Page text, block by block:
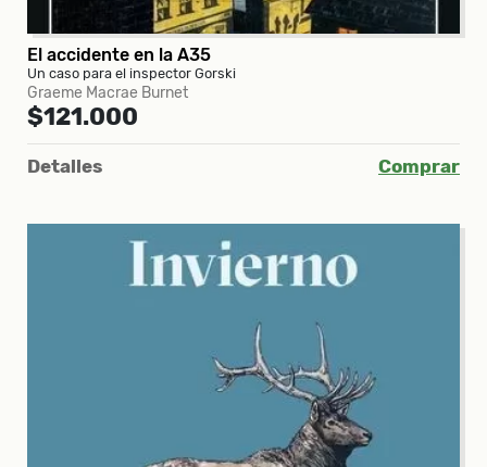
El accidente en la A35
Un caso para el inspector Gorski
Graeme Macrae Burnet
$121.000
Detalles Comprar